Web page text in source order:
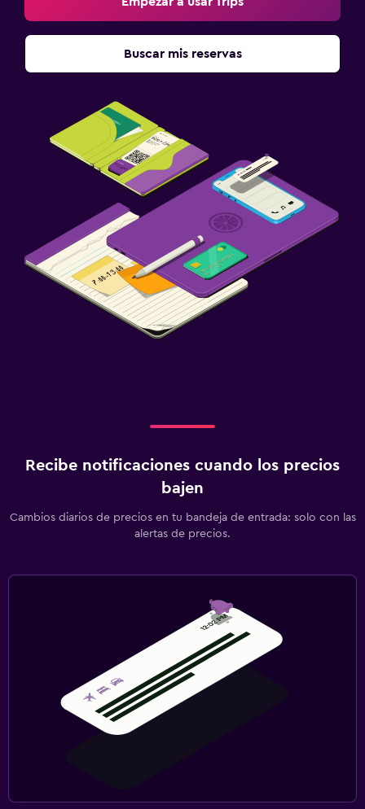
Buscar mis reservas
Recibe notificaciones cuando los precios
bajen
Cambios diarios de precios en tu bandeja de entrada: solo con las
alertas de precios.